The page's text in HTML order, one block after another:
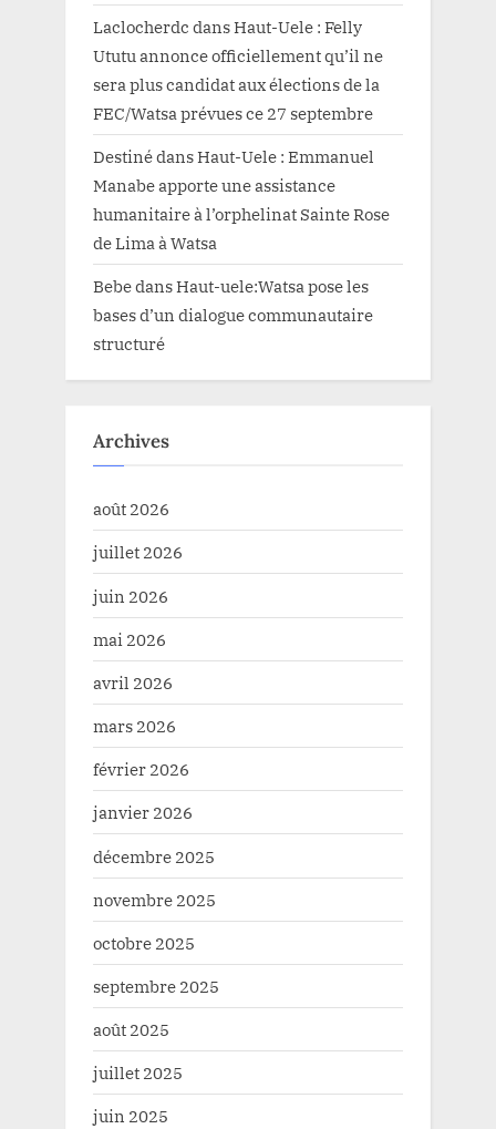
Laclocherdc dansHaut-Uele : Felly
Ututu annonce officiellement qu’il ne
sera plus candidat aux élections de la
FEC/Watsa prévues ce 27 septembre
DestinédansHaut-Uele : Emmanuel
Manabe apporte une assistance
humanitaire à l’orphelinat Sainte Rose
de Lima à Watsa
BebedansHaut-uele:Watsa pose les
bases d’un dialogue communautaire
structuré
Archives
août 2026
juillet 2026
juin 2026
mai 2026
avril 2026
mars 2026
février 2026
janvier 2026
décembre 2025
novembre 2025
octobre 2025
septembre 2025
août 2025
juillet 2025
juin 2025